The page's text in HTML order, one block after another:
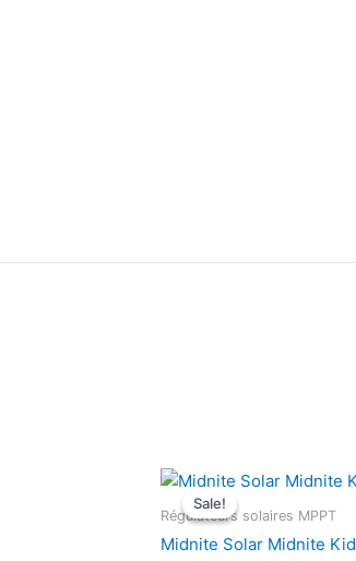
Sale!
Sale!
Régulateurs solaires MPPT
Midnite Solar Midnite Kid